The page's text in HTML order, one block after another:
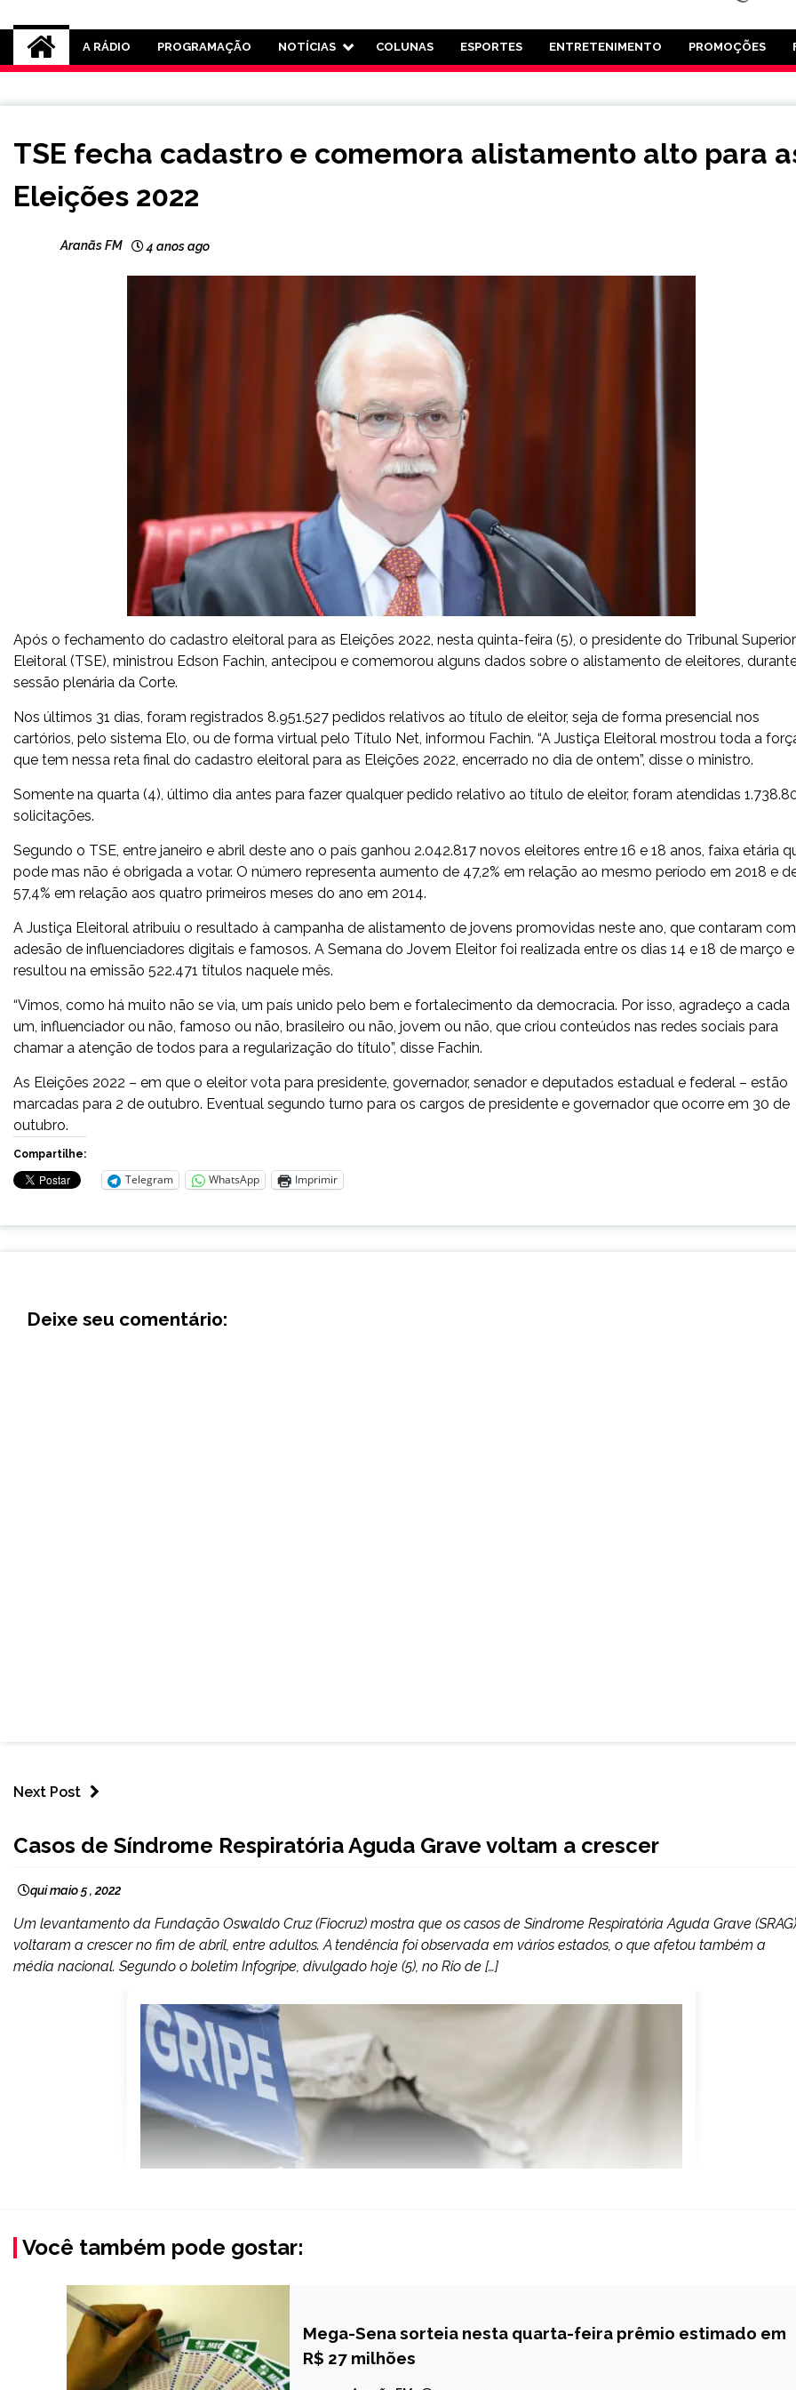
Rádio Aranãs 105.3
A RÁDIO PROGRAMAÇÃO NOTÍCIAS COLUNAS ESPORTES ENTRETENIMENTO PROMOÇÕES
NOTÍCIAS
TSE fecha cadastro e comemora alistamento alto para
Eleições 2022
Aranãs FM 4 anos ago
Após o fechamento do cadastro eleitoral para as Eleições 2022, nesta quinta-feira (5), o presidente do Tribunal Superior
Eleitoral (TSE), ministrou Edson Fachin, antecipou e comemorou alguns dados sobre o alistamento de eleitores,
sessão plenária da Corte.
Nos últimos 31 dias, foram registrados 8.951.527 pedidos relativos ao título de eleitor, seja de forma presencial nos
cartórios, pelo sistema Elo, ou de forma virtual pelo Título Net, informou Fachin. “A Justiça Eleitoral mostrou toda a
que tem nessa reta final do cadastro eleitoral para as Eleições 2022, encerrado no dia de ontem”, disse o ministro.
Somente na quarta (4), último dia antes para fazer qualquer pedido relativo ao título de eleitor, foram atendidas
solicitações.
Segundo o TSE, entre janeiro e abril deste ano o país ganhou 2.042.817 novos eleitores entre 16 e 18 anos, faixa etária
pode mas não é obrigada a votar. O número representa aumento de 47,2% em relação ao mesmo período em 2018 e
57,4% em relação aos quatro primeiros meses do ano em 2014.
A Justiça Eleitoral atribuiu o resultado à campanha de alistamento de jovens promovidas neste ano, que contaram
adesão de influenciadores digitais e famosos. A Semana do Jovem Eleitor foi realizada entre os dias 14 e 18 de março e
resultou na emissão 522.471 títulos naquele mês.
“Vimos, como há muito não se via, um país unido pelo bem e fortalecimento da democracia. Por isso, agradeço a cada
um, influenciador ou não, famoso ou não, brasileiro ou não, jovem ou não, que criou conteúdos nas redes sociais para
chamar a atenção de todos para a regularização do título”, disse Fachin.
As Eleições 2022 – em que o eleitor vota para presidente, governador, senador e deputados estadual e federal – estão
marcadas para 2 de outubro. Eventual segundo turno para os cargos de presidente e governador que ocorre em 30 de
outubro.
Compartilhe:
Telegram WhatsApp Imprimir
Deixe seu comentário:
Next Post
NOTÍCIAS
Casos de Síndrome Respiratória Aguda Grave voltam a crescer
qui maio 5 , 2022
Um levantamento da Fundação Oswaldo Cruz (Fiocruz) mostra que os casos de Síndrome Respiratória Aguda Grave (SRAG)
voltaram a crescer no fim de abril, entre adultos. A tendência foi observada em vários estados, o que afetou também a
média nacional. Segundo o boletim Infogripe, divulgado hoje (5), no Rio de […]
Você também pode gostar:
BRASIL
NOTÍCIAS
Mega-Sena sorteia nesta quarta-feira prêmio estimado em
R$ 27 milhões